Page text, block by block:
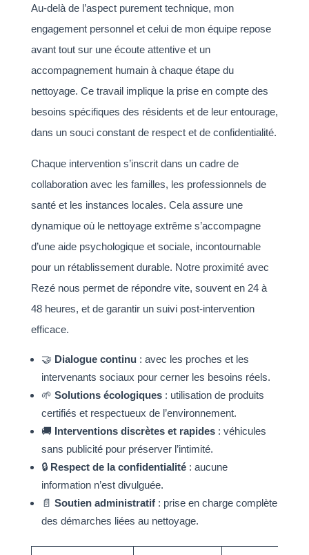
Au-delà de l’aspect purement technique, mon
engagement personnel et celui de mon équipe repose
avant tout sur une écoute attentive et un
accompagnement humain à chaque étape du
nettoyage. Ce travail implique la prise en compte des
besoins spécifiques des résidents et de leur entourage,
dans un souci constant de respect et de confidentialité.
Chaque intervention s’inscrit dans un cadre de
collaboration avec les familles, les professionnels de
santé et les instances locales. Cela assure une
dynamique où le nettoyage extrême s’accompagne
d’une aide psychologique et sociale, incontournable
pour un rétablissement durable. Notre proximité avec
Rezé nous permet de répondre vite, souvent en 24 à
48 heures, et de garantir un suivi post-intervention
efficace.
🤝 Dialogue continu : avec les proches et les
intervenants sociaux pour cerner les besoins réels.
🌱 Solutions écologiques: utilisation de produits
certifiés et respectueux de l’environnement.
🚚 Interventions discrètes et rapides: véhicules
sans publicité pour préserver l’intimité.
🔒 Respect de la confidentialité: aucune
information n’est divulguée.
📄 Soutien administratif: prise en charge complète
des démarches liées au nettoyage.